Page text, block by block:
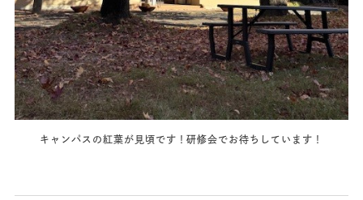
キャンパスの紅葉が見頃です！研修会でお待ちしています！